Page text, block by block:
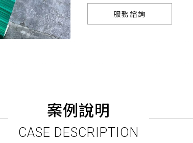
服務諮詢
案例說明
CASE DESCRIPTION